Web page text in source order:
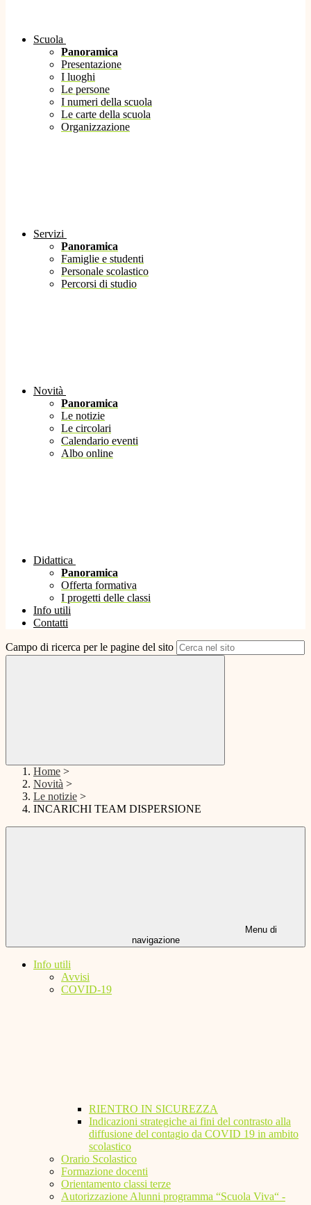
Scuola
Panoramica
Presentazione
I luoghi
Le persone
I numeri della scuola
Le carte della scuola
Organizzazione
Servizi
Panoramica
Famiglie e studenti
Personale scolastico
Percorsi di studio
Novità
Panoramica
Le notizie
Le circolari
Calendario eventi
Albo online
Didattica
Panoramica
Offerta formativa
I progetti delle classi
Info utili
Contatti
Campo di ricerca per le pagine del sito
Home >
Novità >
Le notizie >
INCARICHI TEAM DISPERSIONE
Menu di
navigazione
Info utili
Avvisi
COVID-19
RIENTRO IN SICUREZZA
Indicazioni strategiche ai fini del contrasto alla
diffusione del contagio da COVID 19 in ambito
scolastico
Orario Scolastico
Formazione docenti
Orientamento classi terze
Autorizzazione Alunni programma “Scuola Viva“ -